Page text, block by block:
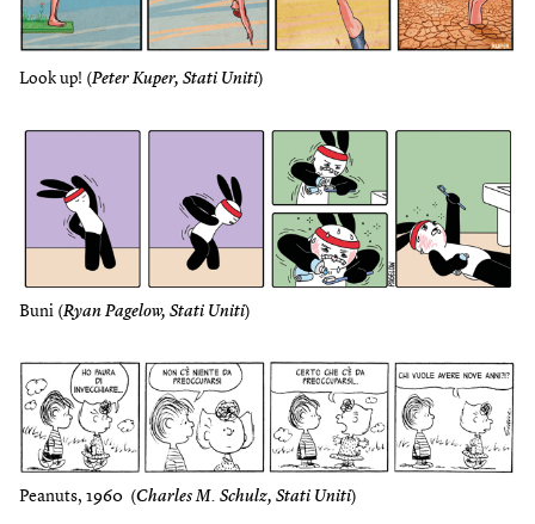
Look up! (Peter Kuper, Stati Uniti)
Buni (Ryan Pagelow, Stati Uniti)
Peanuts, 1960 (Charles M. Schulz, Stati Uniti)